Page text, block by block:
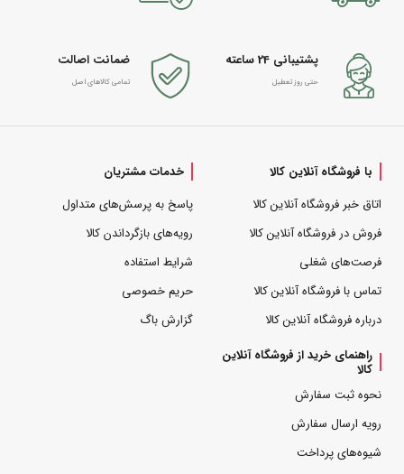
پشتیبانی 24 ساعته
حتی روز تعطیل
ضمانت اصالت
تمامی کالاهای اصل
با فروشگاه آنلاین کالا
اتاق خبر فروشگاه آنلاین کالا
فروش در فروشگاه آنلاین کالا
فرصت‌های شغلی
تماس با فروشگاه آنلاین کالا
درباره فروشگاه آنلاین کالا
خدمات مشتریان
پاسخ به پرسش‌های متداول
رویه‌های بازگرداندن کالا
شرایط استفاده
حریم خصوصی
گزارش باگ
راهنمای خرید از فروشگاه آنلاین
کالا
نحوه ثبت سفارش
رویه ارسال سفارش
شیوه‌های پرداخت